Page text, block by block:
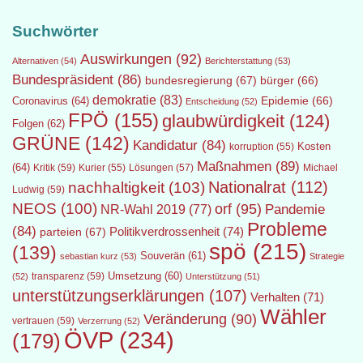
Suchwörter
Alternativen (54) Auswirkungen (92) Berichterstattung (53)
Bundespräsident (86) bundesregierung (67) bürger (66)
Coronavirus (64) demokratie (83) Entscheidung (52) Epidemie (66)
Folgen (62) FPÖ (155) glaubwürdigkeit (124)
GRÜNE (142) Kandidatur (84) korruption (55) Kosten
(64) Kritik (59) Kurier (55) Lösungen (57) Maßnahmen (89) Michael
Ludwig (59) nachhaltigkeit (103) Nationalrat (112)
NEOS (100) NR-Wahl 2019 (77) orf (95) Pandemie
(84) parteien (67) Politikverdrossenheit (74) Probleme
(139) sebastian kurz (53) Souverän (61) spö (215) Strategie
(52) transparenz (59) Umsetzung (60) Unterstützung (51)
unterstützungserklärungen (107) Verhalten (71)
vertrauen (59) Verzerrung (52) Veränderung (90) Wähler
(179) ÖVP (234)